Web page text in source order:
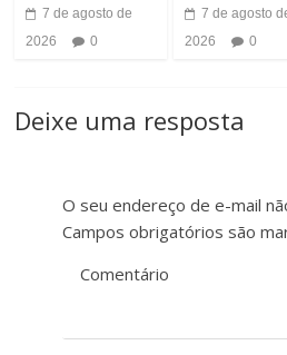
7 de agosto de
2026
0
7 de agosto
2026
0
Deixe uma resposta
O seu endereço de e-mail
Campos obrigatórios são
Comentário